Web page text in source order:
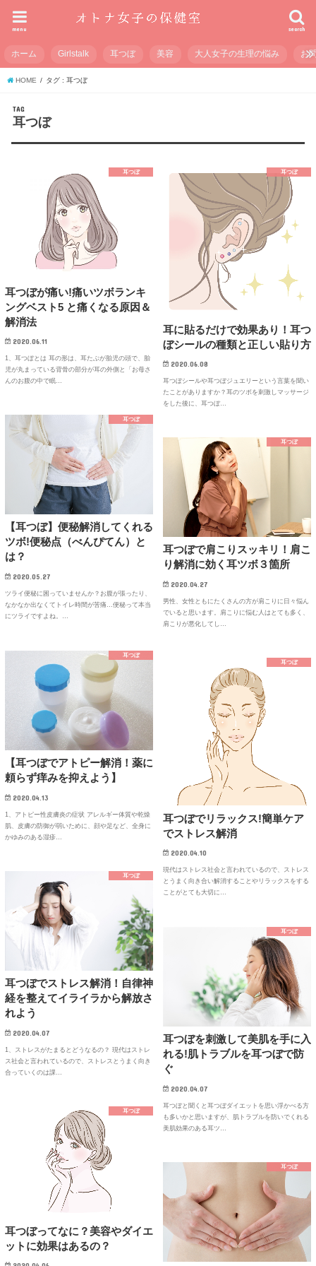
search
menu
ホーム Girlstalk 耳つぼ 美容 大人女子の生理の悩み お
HOME タグ : 耳つぼ
TAG
耳つぼ
耳つぼ
耳つぼが痛い!痛いツボランキ
ングベスト5 と痛くなる原因＆
解消法
2020.06.11
1、耳つぼとは 耳の形は、耳たぶが胎児の頭で、胎
児が丸まっている背骨の部分が耳の外側と「お母さ
んのお腹の中で眠…
耳つぼ
耳に貼るだけで効果あり！耳つ
ぼシールの種類と正しい貼り方
2020.06.08
耳つぼシールや耳つぼジュエリーという言葉を聞い
たことがありますか？耳のツボを刺激しマッサージ
をした後に、耳つぼ…
耳つぼ
【耳つぼ】便秘解消してくれる
ツボ!便秘点（べんぴてん）と
は？
2020.05.27
ツライ便秘に困っていませんか？お腹が張ったり、
なかなか出なくてトイレ時間が苦痛…便秘って本当
にツライですよね。…
耳つぼ
耳つぼで肩こりスッキリ！肩こ
り解消に効く耳ツボ３箇所
2020.04.27
男性、女性ともにたくさんの方が肩こりに日々悩ん
でいると思います。肩こりに悩む人はとても多く、
肩こりが悪化してし…
耳つぼ
【耳つぼでアトピー解消！薬に
頼らず痒みを抑えよう】
2020.04.13
1、アトピー性皮膚炎の症状 アレルギー体質や乾燥
肌、皮膚の防御が弱いために、顔や足など、全身に
かゆみのある湿疹…
耳つぼ
耳つぼでリラックス!簡単ケア
でストレス解消
2020.04.10
現代はストレス社会と言われているので、ストレス
とうまく向き合い解消することやリラックスをする
ことがとても大切に…
耳つぼ
耳つぼでストレス解消！自律神
経を整えてイライラから解放さ
れよう
2020.04.07
1、ストレスがたまるとどうなるの？ 現代はストレ
ス社会と言われているので、ストレスとうまく向き
合っていくのは課…
耳つぼ
耳つぼを刺激して美肌を手に入
れる!肌トラブルを耳つぼで防
ぐ
2020.04.07
耳つぼと聞くと耳つぼダイエットを思い浮かべる方
も多いかと思いますが、肌トラブルを防いでくれる
美肌効果のある耳ツ…
耳つぼ
耳つぼってなに？美容やダイエ
ットに効果はあるの？
耳つぼ